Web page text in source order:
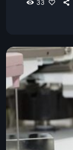
33